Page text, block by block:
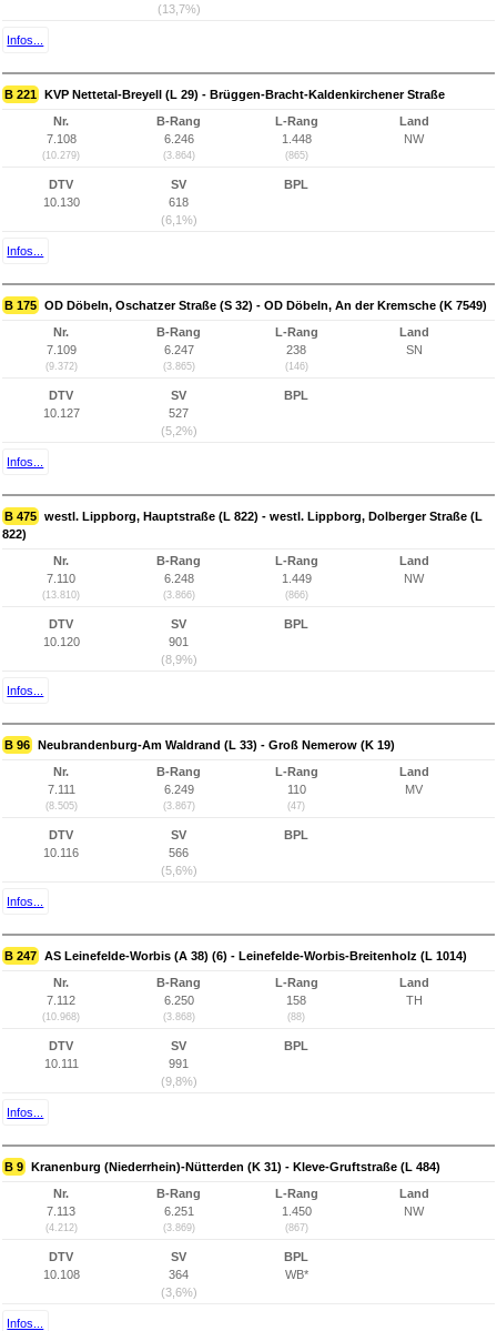
(13,7%)
Infos...
B 221 KVP Nettetal-Breyell (L 29) - Brüggen-Bracht-Kaldenkirchener Straße
Nr.
7.108
(10.279)
B-Rang
6.246
(3.864)
L-Rang
1.448
(865)
Land
NW
DTV
10.130
SV
618
(6,1%)
BPL
Infos...
B 175 OD Döbeln, Oschatzer Straße (S 32) - OD Döbeln, An der Kremsche (K 7549)
Nr.
7.109
(9.372)
B-Rang
6.247
(3.865)
L-Rang
238
(146)
Land
SN
DTV
10.127
SV
527
(5,2%)
BPL
Infos...
B 475 westl. Lippborg, Hauptstraße (L 822) - westl. Lippborg, Dolberger Straße (L
822)
Nr.
7.110
(13.810)
B-Rang
6.248
(3.866)
L-Rang
1.449
(866)
Land
NW
DTV
10.120
SV
901
(8,9%)
BPL
Infos...
B 96 Neubrandenburg-Am Waldrand (L 33) - Groß Nemerow (K 19)
Nr.
7.111
(8.505)
B-Rang
6.249
(3.867)
L-Rang
110
(47)
Land
MV
DTV
10.116
SV
566
(5,6%)
BPL
Infos...
B 247 AS Leinefelde-Worbis (A 38) (6) - Leinefelde-Worbis-Breitenholz (L 1014)
Nr.
7.112
(10.968)
B-Rang
6.250
(3.868)
L-Rang
158
(88)
Land
TH
DTV
10.111
SV
991
(9,8%)
BPL
Infos...
B 9 Kranenburg (Niederrhein)-Nütterden (K 31) - Kleve-Gruftstraße (L 484)
Nr.
7.113
(4.212)
B-Rang
6.251
(3.869)
L-Rang
1.450
(867)
Land
NW
DTV
10.108
SV
364
(3,6%)
BPL
WB*
Infos...